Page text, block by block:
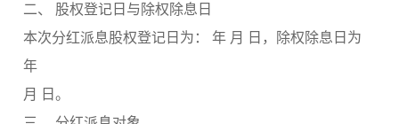
二、 股权登记日与除权除息日
本次分红派息股权登记日为： 年 月 日，除权除息日为
年
月 日。